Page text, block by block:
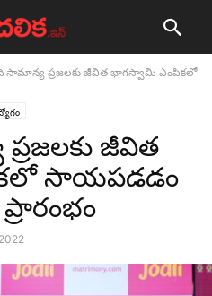
సామాన్య ప్రజలకు జీవిత భాగస్వామి ఎంపికలో
జీవిత
సాయపడడం